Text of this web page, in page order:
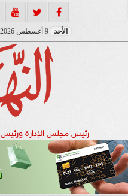
الأحد
رئيس مجلس الإدارة ورئيس